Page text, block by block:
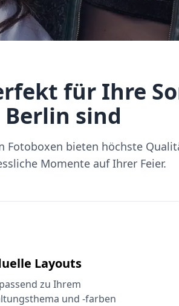
für Ihre
Berlin sind
Fotoboxen bieten höchste
Momente auf Ihrer Feier.
Layouts
zu Ihrem
und -farben